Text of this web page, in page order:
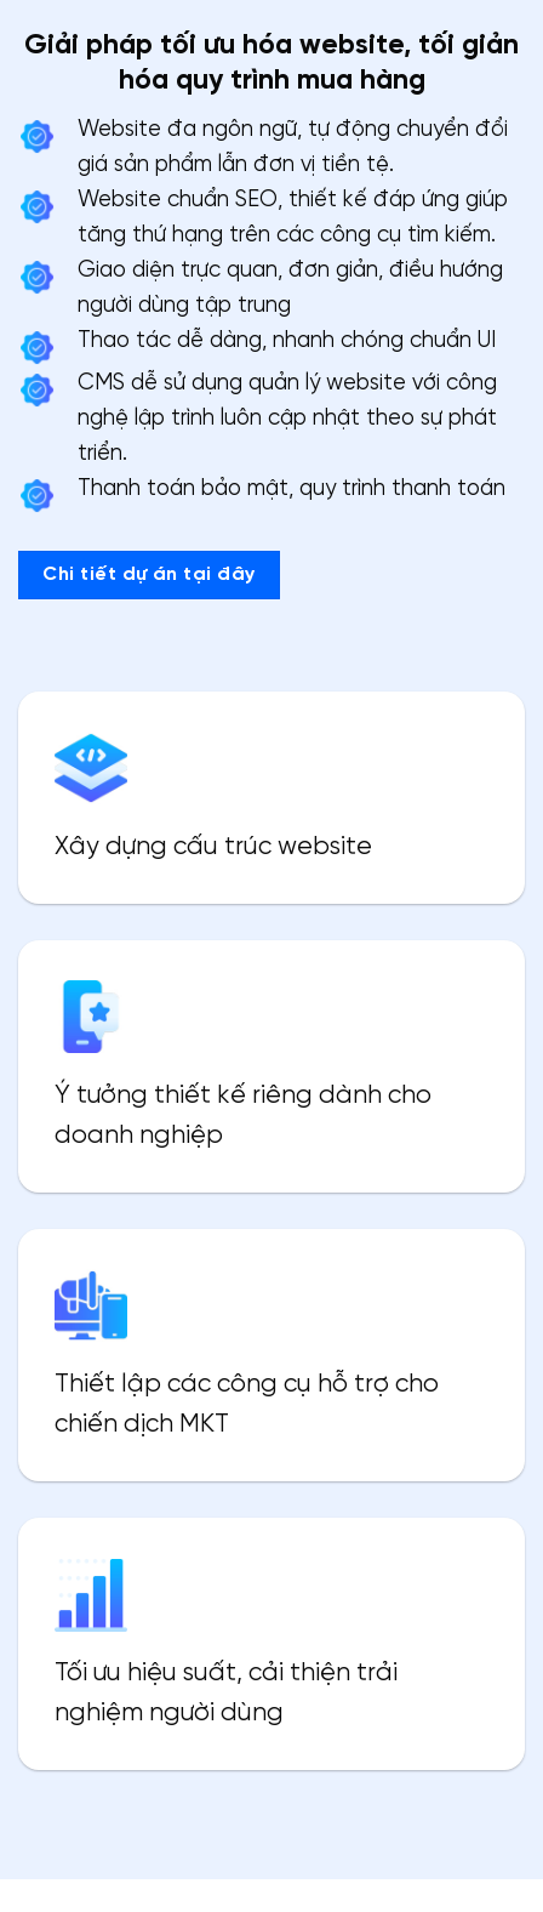
Giải pháp tối ưu hóa website, tối giản
hóa quy trình mua hàng
Website đa ngôn ngữ, tự động chuyển đổi
giá sản phẩm lẫn đơn vị tiền tệ.
Website chuẩn SEO, thiết kế đáp ứng giúp
tăng thứ hạng trên các công cụ tìm kiếm.
Giao diện trực quan, đơn giản, điều hướng
người dùng tập trung
Thao tác dễ dàng, nhanh chóng chuẩn UI
CMS dễ sử dụng quản lý website với công
nghệ lập trình luôn cập nhật theo sự phát
triển.
Thanh toán bảo mật, quy trình thanh toán
Chi tiết dự án tại đây
Xây dựng cấu trúc website
Ý tưởng thiết kế riêng dành cho
doanh nghiệp
Thiết lập các công cụ hỗ trợ cho
chiến dịch MKT
Tối ưu hiệu suất, cải thiện trải
nghiệm người dùng